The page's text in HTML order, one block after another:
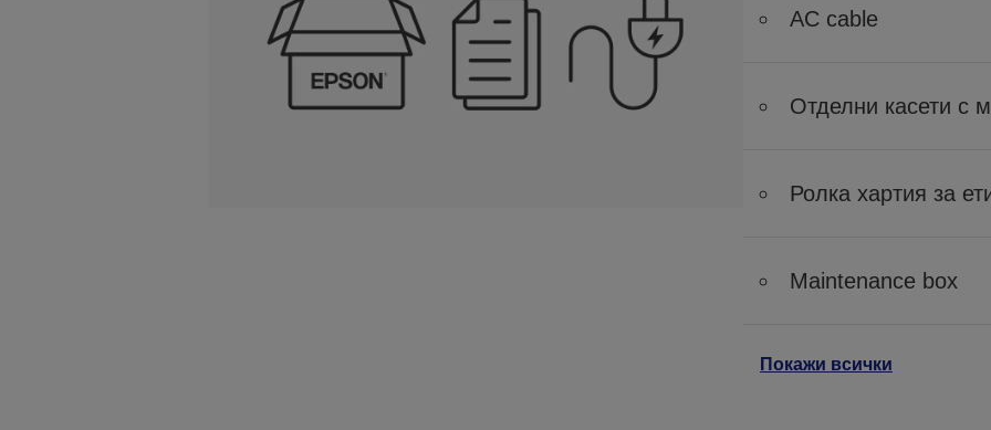
AC cable
Отделни касети с
Ролка хартия за
Maintenance box
Покажи всички